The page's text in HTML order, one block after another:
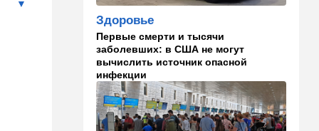
18:18 Ближний Восток
Вашингтон нажал на паузу:
США настойчиво попросили
Израиль сбавить обороты в
Ливане
18:15 Культура
30 лет российско-
израильскому альманаху
Здоровье
Первые смерти и тысячи
заболевших: в США не могут
вычислить источник опасной
инфекции